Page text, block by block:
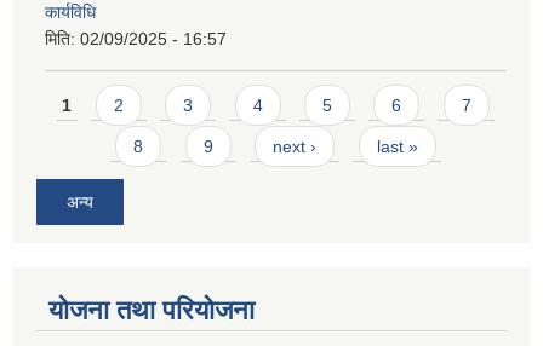
कार्यविधि
मिति: 02/09/2025 - 16:57
Pages
1 2 3 4 5 6 7
8 9 next › last »
अन्य
योजना तथा परियोजना